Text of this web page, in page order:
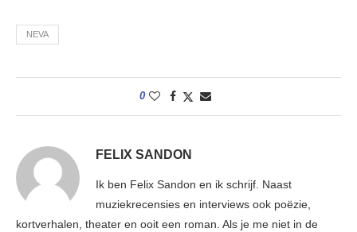
NEVA
0
FELIX SANDON
Ik ben Felix Sandon en ik schrijf. Naast
muziekrecensies en interviews ook poëzie,
kortverhalen, theater en ooit een roman. Als je me niet in de